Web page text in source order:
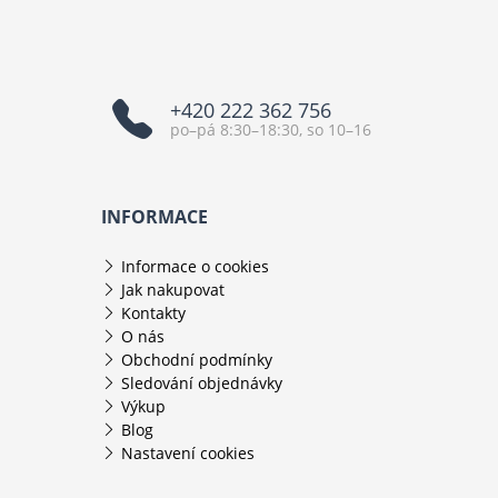
+420 222 362 756
po–pá 8:30–18:30, so 10–16
INFORMACE
Informace o cookies
Jak nakupovat
Kontakty
O nás
Obchodní podmínky
Sledování objednávky
Výkup
Blog
Nastavení cookies